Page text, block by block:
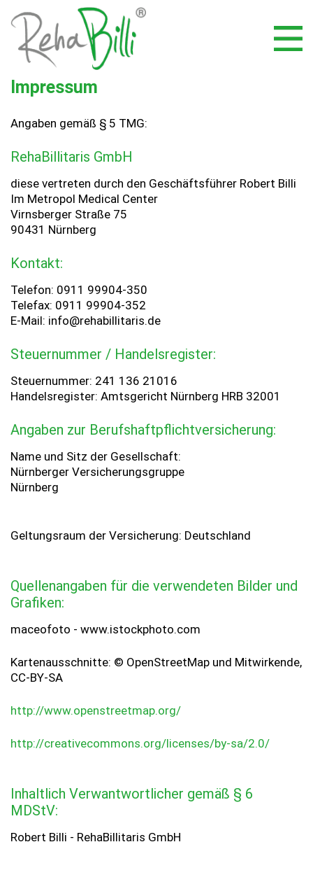
Impressum
Angaben gemäß § 5 TMG:
RehaBillitaris GmbH
diese vertreten durch den Geschäftsführer Robert Billi
Im Metropol Medical Center
Virnsberger Straße 75
90431 Nürnberg
Kontakt:
Telefon: 0911 99904-350
Telefax: 0911 99904-352
E-Mail: info@rehabillitaris.de
Steuernummer / Handelsregister:
Steuernummer: 241 136 21016
Handelsregister: Amtsgericht Nürnberg HRB 32001
Angaben zur Berufshaftpflichtversicherung:
Name und Sitz der Gesellschaft:
Nürnberger Versicherungsgruppe
Nürnberg
Geltungsraum der Versicherung: Deutschland
Quellenangaben für die verwendeten Bilder und
Grafiken:
maceofoto - www.istockphoto.com
Kartenausschnitte: © OpenStreetMap und Mitwirkende,
CC-BY-SA
http://www.openstreetmap.org/
http://creativecommons.org/licenses/by-sa/2.0/
Inhaltlich Verwantwortlicher gemäß § 6
MDStV:
Robert Billi - RehaBillitaris GmbH